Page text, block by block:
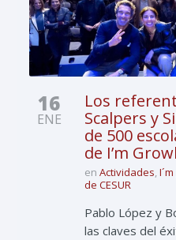
16
ENE
Los
Scalpers y
de 500
de I’m
enActividades,
de CESUR
Pablo López y
las claves del